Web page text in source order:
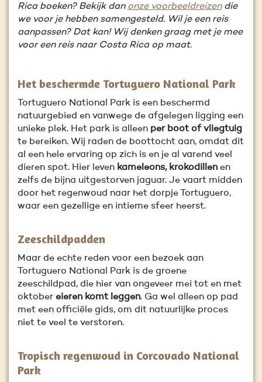
Rica boeken? Bekijk dan onze voorbeeldreizendie
we voor je hebben samengesteld. Wil je een reis
aanpassen? Dat kan! Wij denken graag met je mee
voor een reis naar Costa Rica op maat.
Het beschermde Tortuguero National Park
Tortuguero National Park is een beschermd
natuurgebied en vanwege de afgelegen ligging een
unieke plek. Het park is alleen per boot of vliegtuig
te bereiken. Wij raden de boottocht aan, omdat dit
al een hele ervaring op zich is en je al varend veel
dieren spot. Hier leven kameleons, krokodillenen
zelfs de bijna uitgestorven jaguar. Je vaart midden
door het regenwoud naar het dorpje Tortuguero,
waar een gezellige en intieme sfeer heerst.
Zeeschildpadden
Maar de echte reden voor een bezoek aan
Tortuguero National Park is de groene
zeeschildpad, die hier van ongeveer mei tot en met
oktober eieren komt leggen. Ga wel alleen op pad
met een officiële gids, om dit natuurlijke proces
niet te veel te verstoren.
Tropisch regenwoud in Corcovado National
Park